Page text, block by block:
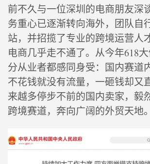
前不久与一位深圳的电商朋友深
务重心已逐渐转向海外，团队自
站，并招揽了专业的跨境运营人
电商几乎走不通了。从今年618
分从业者都感同身受：国内赛道
不花钱就没有流量，一砸钱却又
来越多停步不前的国内卖家，毅
跨境赛道，奔向广阔的外贸天地。